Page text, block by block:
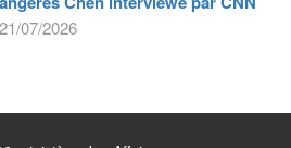
07/2026